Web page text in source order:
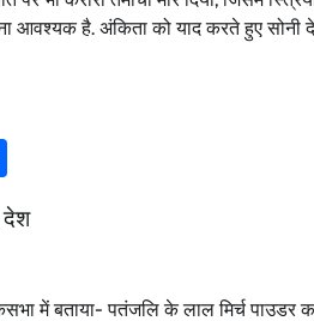
आवश्यक है. अंकिता को याद करते हुए सोनी
देश
में बताया- पतंजलि के लाल मिर्च पाउडर